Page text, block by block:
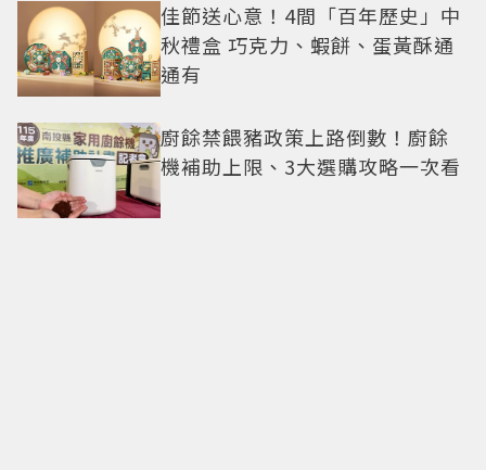
佳節送心意！4間「百年歷史」中
秋禮盒 巧克力、蝦餅、蛋黃酥通
通有
廚餘禁餵豬政策上路倒數！廚餘
機補助上限、3大選購攻略一次看